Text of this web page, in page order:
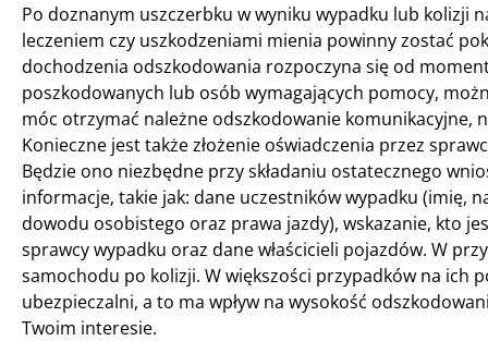
Po doznanym uszczerbku w wyniku wypadku lub kolizji
leczeniem czy uszkodzeniami mienia powinny zostać
dochodzenia odszkodowania rozpoczyna się od
poszkodowanych lub osób wymagających pomocy,
móc otrzymać należne odszkodowanie
Konieczne jest także złożenie oświadczenia przez
Będzie ono niezbędne przy składaniu ostatecznego
informacje, takie jak: dane uczestników wypadku (imię,
dowodu osobistego oraz prawa jazdy), wskazanie, kto
sprawcy wypadku oraz dane właścicieli pojazdów. W
samochodu po kolizji. W większości przypadków na ich
ubezpieczalni, a to ma wpływ na wysokość
Twoim interesie.